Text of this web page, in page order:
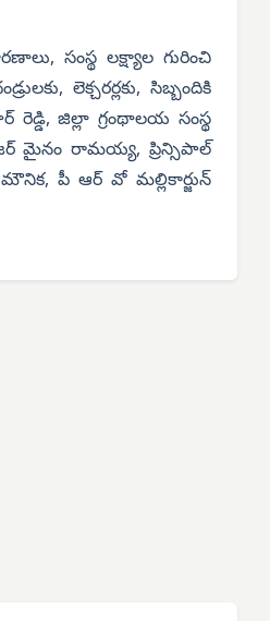
సంస్థ లక్ష్యాల గురించి
లెక్చరర్లకు, సిబ్బందికి
జిల్లా గ్రంథాలయ సంస్థ
మైనం రామయ్య, ప్రిన్సిపాల్
పీ ఆర్ వో మల్లికార్జున్